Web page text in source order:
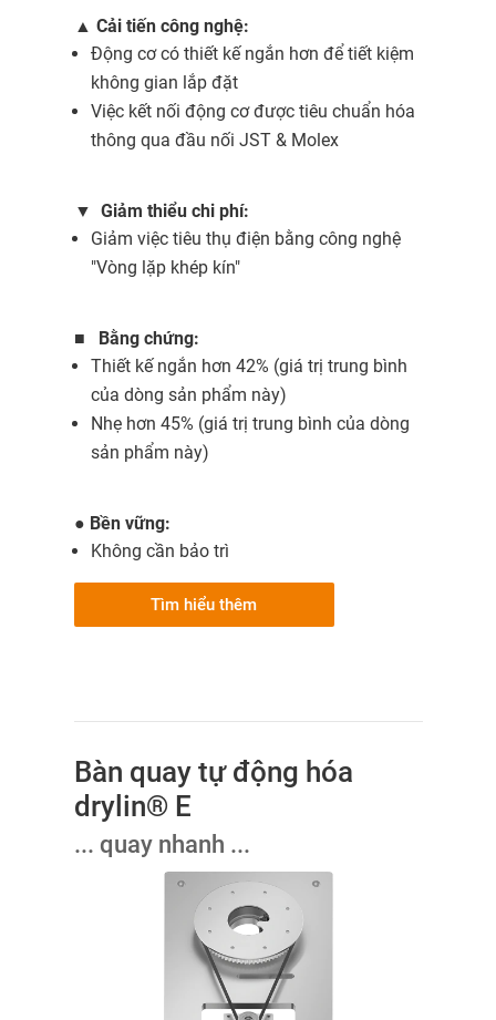
▲ Cải tiến công nghệ:
Động cơ có thiết kế ngắn hơn để tiết kiệm
không gian lắp đặt
Việc kết nối động cơ được tiêu chuẩn hóa
thông qua đầu nối JST & Molex
▼ Giảm thiểu chi phí:
Giảm việc tiêu thụ điện bằng công nghệ
"Vòng lặp khép kín"
■
Bằng chứng:
Thiết kế ngắn hơn 42% (giá trị trung bình
của dòng sản phẩm này)
Nhẹ hơn 45% (giá trị trung bình của dòng
sản phẩm này)
● Bền vững:
Không cần bảo trì
Tìm hiểu thêm
Bàn quay tự động hóa
drylin® E
... quay nhanh ...